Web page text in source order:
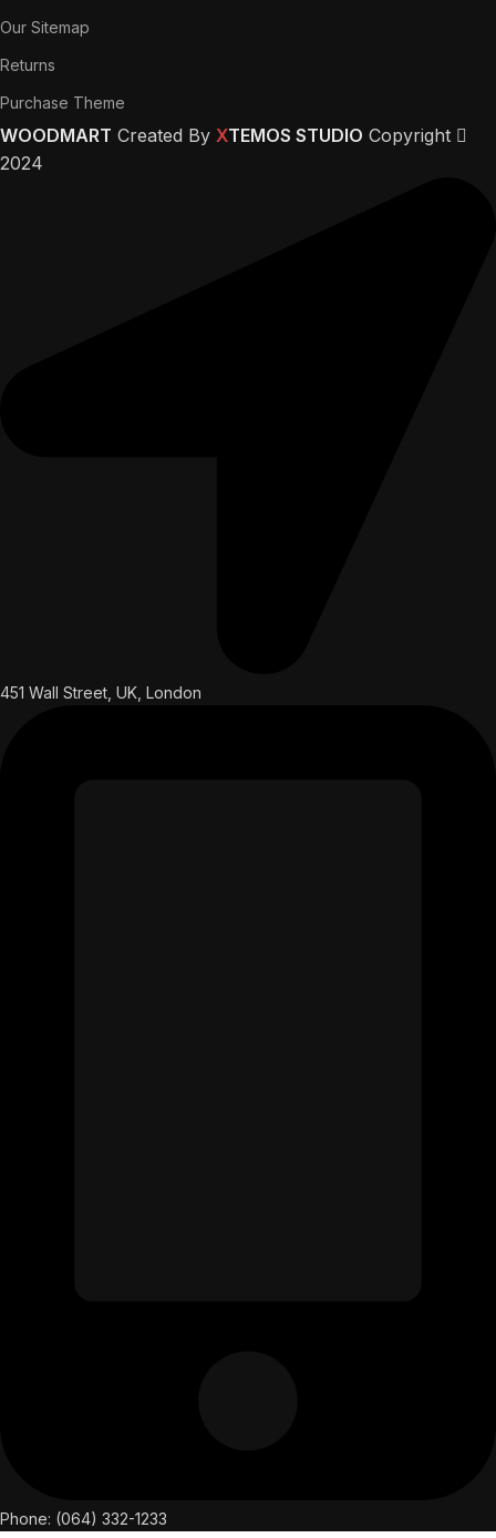
Our Sitemap
Returns
Purchase Theme
WOODMART Created By XTEMOS STUDIO Copyright
2024
451 Wall Street, UK, London
Phone: (064) 332-1233